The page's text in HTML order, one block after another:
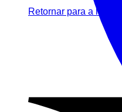
Retornar para a loja